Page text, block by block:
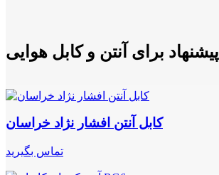
پیشنهاد برای آنتن و کابل هوایی
کابل آنتن افشار نژاد خراسان
تماس بگیرید